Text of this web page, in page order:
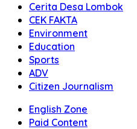
Cerita Desa Lombok
CEK FAKTA
Environment
Education
Sports
ADV
Citizen Journalism
English Zone
Paid Content